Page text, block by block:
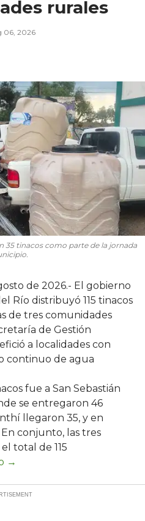
rurales
06, 2026
35 tinacos como parte de la jornada
de 2026.- El gobierno
Río distribuyó 115 tinacos
de tres comunidades
de Gestión
a localidades con
continuo de agua
fue a San Sebastián
se entregaron 46
llegaron 35, y en
conjunto, las tres
total de 115